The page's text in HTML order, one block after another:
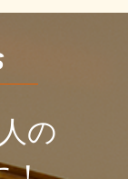
の